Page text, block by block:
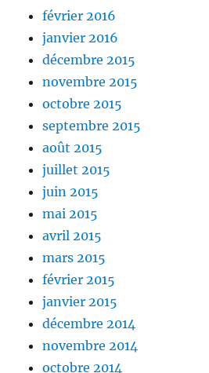
février 2016
janvier 2016
décembre 2015
novembre 2015
octobre 2015
septembre 2015
août 2015
juillet 2015
juin 2015
mai 2015
avril 2015
mars 2015
février 2015
janvier 2015
décembre 2014
novembre 2014
octobre 2014